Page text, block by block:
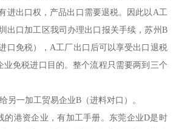
进出口权，产品出口需要退税。因此以A工
出口加工区我司办理出口报关手续，苏州B
口免税），A工厂出口后可以享受出口退税
业免税进口目的。整个流程只需要两到三个
另一加工贸易企业B（进料对口）。
的港资企业，有加工手册。东莞企业D是时